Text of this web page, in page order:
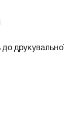
друкувальної